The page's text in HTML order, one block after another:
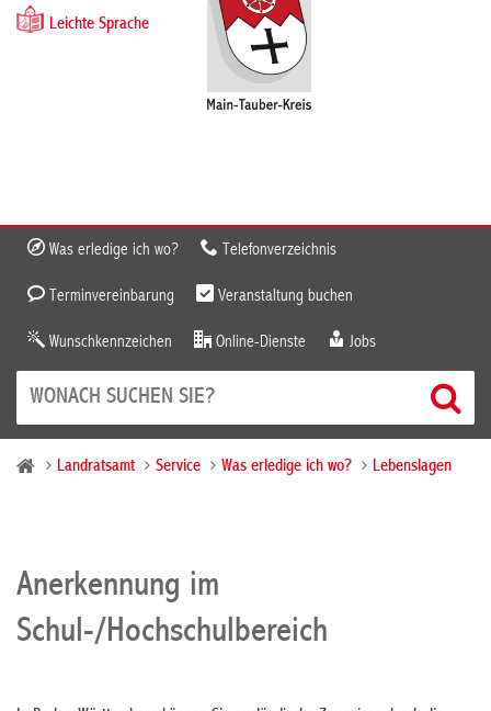
Leichte Sprache
Was erledige ich wo? Telefonverzeichnis
Terminvereinbarung Veranstaltung buchen
Wunschkennzeichen Online-Dienste Jobs
Landratsamt Service Was erledige ich wo? Lebenslagen
Anerkennung im
Schul-/Hochschulbereich